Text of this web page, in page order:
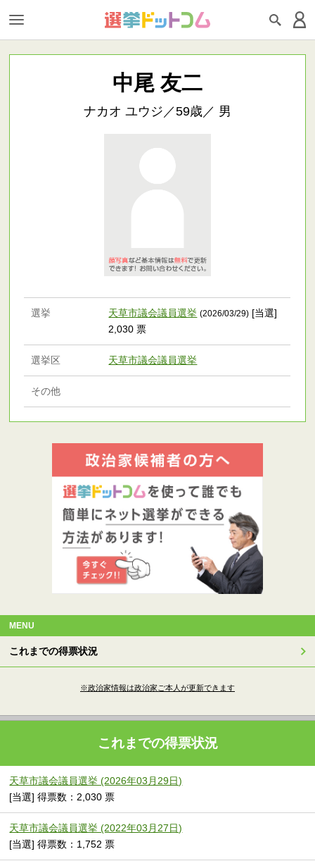
中尾 友二
ナカオ ユウジ／59歳／ 男
選挙 天草市議会議員選挙 (2026/03/29) [当選]
2,030 票
選挙区 天草市議会議員選挙
その他
MENU
これまでの得票状況
※政治家情報は政治家ご本人が更新できます
これまでの得票状況
天草市議会議員選挙 (2026年03月29日)
[当選] 得票数：2,030 票
天草市議会議員選挙 (2022年03月27日)
[当選] 得票数：1,752 票